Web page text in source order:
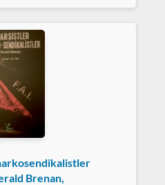
Brenan,